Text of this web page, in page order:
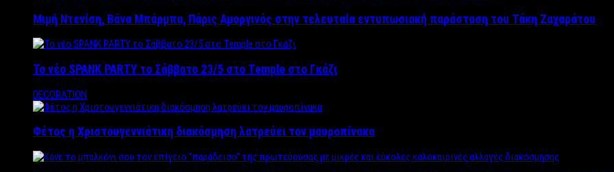
Μιμή Ντενίση, Βάνα Μπάρμπα, Πάρις Αμοργινός στην τελευταία εντυπωσιακή παράσταση του Τάκη Ζαχαράτου
Το νέο SPANK PARTY το Σάββατο 23/5 στο Temple στο Γκάζι
DECORATION
Φέτος η Χριστουγεννιάτικη διακόσμηση λατρεύει τον μαυροπίνακα